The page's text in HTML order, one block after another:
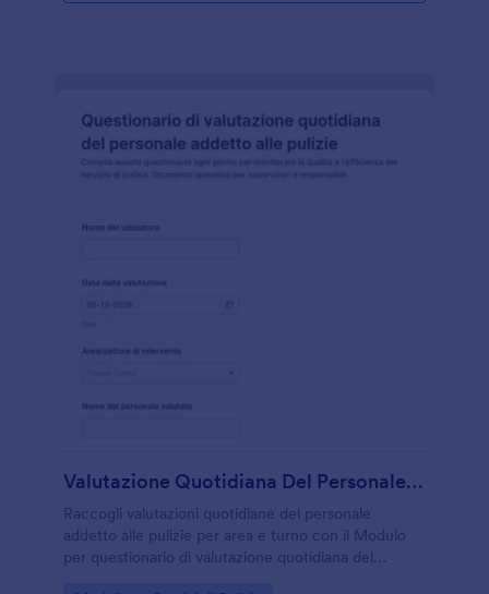
Valutazione Quotidiana Del Personale Di Pulizia Questionario
Raccogli valutazioni quotidiane del personale
addetto alle pulizie per area e turno con il Modulo
per questionario di valutazione quotidiana del